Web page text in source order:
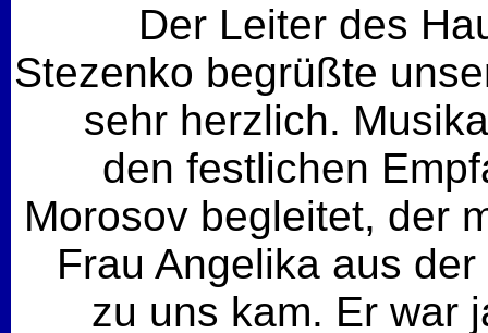
Der Leiter des
Stezenko begrüßte
sehr herzlich.
den festlichen
Morosov begleitet, der
Frau Angelika aus
zu uns kam. Er war